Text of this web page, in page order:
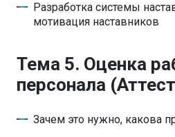
Разработка системы
мотивация наставников
Тема 5. Оценка
персонала
Зачем это нужно, какова